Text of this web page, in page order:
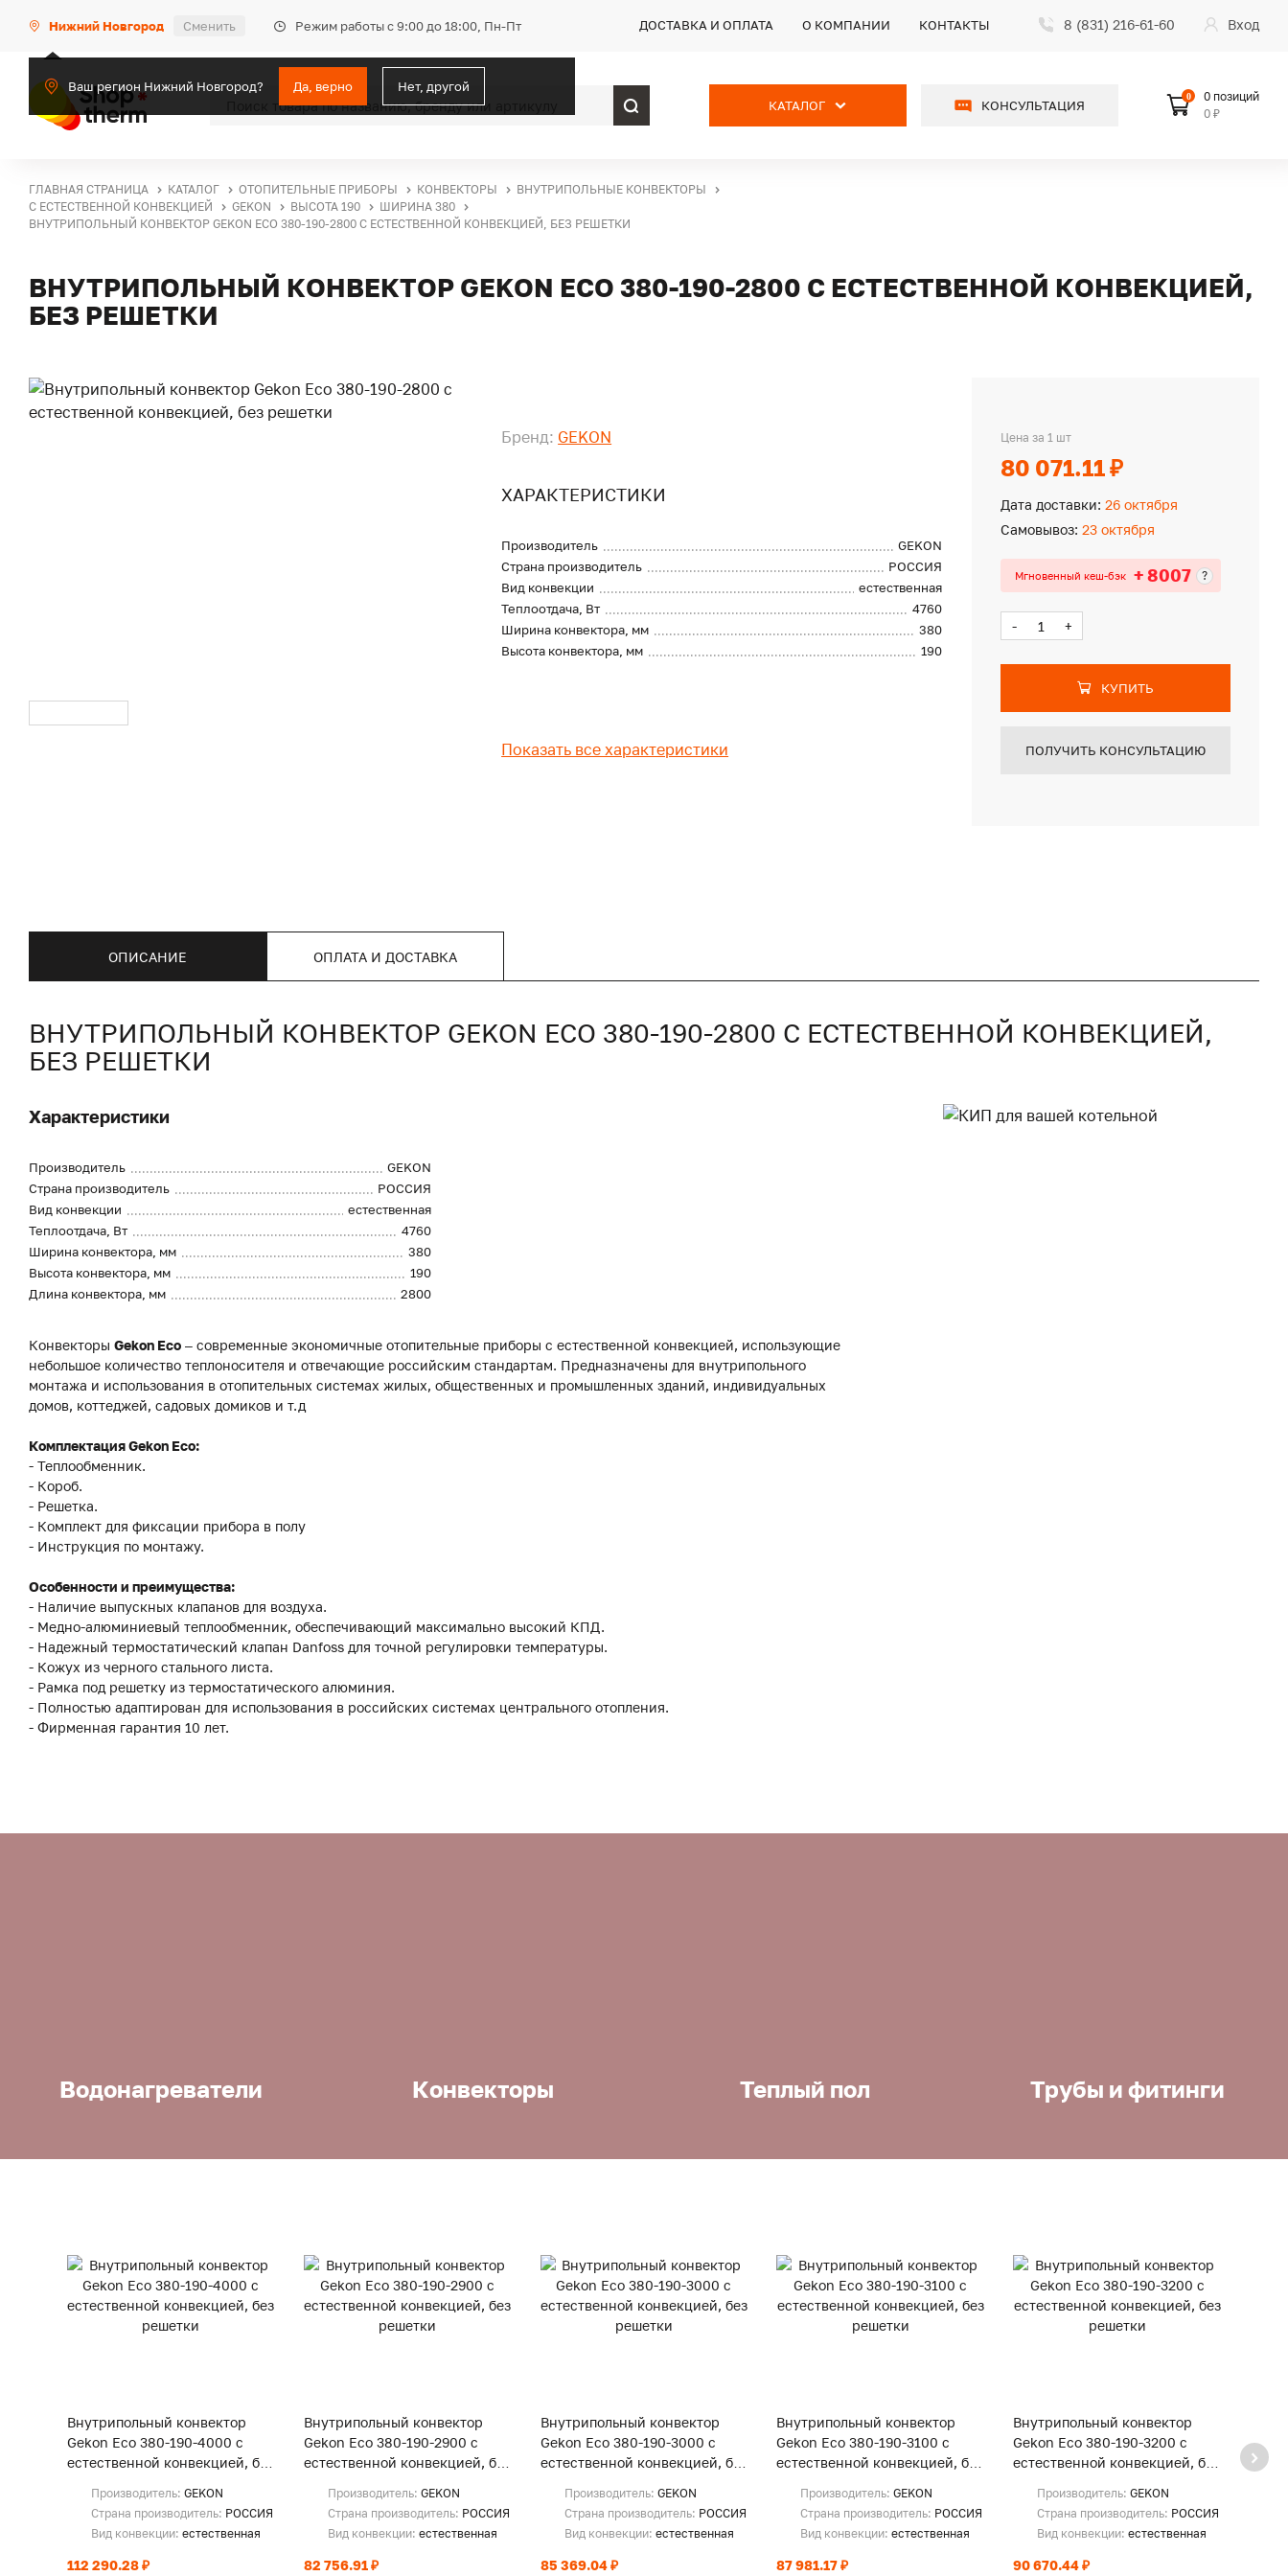
Нижний Новгород Сменить Режим работы с 9:00 до 18:00, Пн-Пт
Ваш регион Нижний Новгород? Да, верно Нет, другой
ДОСТАВКА И ОПЛАТА О КОМПАНИИ КОНТАКТЫ 8 (831) 216-61-60 Вход
КАТАЛОГ КОНСУЛЬТАЦИЯ
0
0 позиций
0 ₽
ГЛАВНАЯ СТРАНИЦА КАТАЛОГ ОТОПИТЕЛЬНЫЕ ПРИБОРЫ КОНВЕКТОРЫ
ВНУТРИПОЛЬНЫЕ КОНВЕКТОРЫ
С ЕСТЕСТВЕННОЙ КОНВЕКЦИЕЙ
GEKON ВЫСОТА 190
ШИРИНА 380
ВНУТРИПОЛЬНЫЙ КОНВЕКТОР GEKON ECO 380-190-2800 С ЕСТЕСТВЕННОЙ КОНВЕКЦИЕЙ, БЕЗ РЕШЕТКИ
ВНУТРИПОЛЬНЫЙ КОНВЕКТОР GEKON ECO 380-190-2800 С ЕСТЕСТВЕННОЙ КОНВЕКЦИЕЙ,
БЕЗ РЕШЕТКИ
Бренд: GEKON
ХАРАКТЕРИСТИКИ
Производитель
GEKON
Страна производитель
РОССИЯ
Вид конвекции
естественная
Теплоотдача, Вт
4760
Ширина конвектора, мм
380
Высота конвектора, мм
190
Показать все характеристики
Цена за 1 шт
80 071.11 ₽
Дата доставки: 26 октября
Самовывоз: 23 октября
Мгновенный кеш-бэк + 8007 ?
- +
КУПИТЬ
ПОЛУЧИТЬ КОНСУЛЬТАЦИЮ
ОПИСАНИЕ ОПЛАТА И ДОСТАВКА
ВНУТРИПОЛЬНЫЙ КОНВЕКТОР GEKON ECO 380-190-2800 С ЕСТЕСТВЕННОЙ КОНВЕКЦИЕЙ,
БЕЗ РЕШЕТКИ
Характеристики
Производитель
GEKON
Страна производитель
РОССИЯ
Вид конвекции
естественная
Теплоотдача, Вт
4760
Ширина конвектора, мм
380
Высота конвектора, мм
190
Длина конвектора, мм
2800
Конвекторы Gekon Eco – современные экономичные отопительные приборы с естественной конвекцией, использующие
небольшое количество теплоносителя и отвечающие российским стандартам. Предназначены для внутрипольного
монтажа и использования в отопительных системах жилых, общественных и промышленных зданий, индивидуальных
домов, коттеджей, садовых домиков и т.д
Комплектация Gekon Eco:
- Теплообменник.
- Короб.
- Решетка.
- Комплект для фиксации прибора в полу
- Инструкция по монтажу.
Особенности и преимущества:
- Наличие выпускных клапанов для воздуха.
- Медно-алюминиевый теплообменник, обеспечивающий максимально высокий КПД.
- Надежный термостатический клапан Danfoss для точной регулировки температуры.
- Кожух из черного стального листа.
- Рамка под решетку из термостатического алюминия.
- Полностью адаптирован для использования в российских системах центрального отопления.
- Фирменная гарантия 10 лет.
Водонагреватели Конвекторы Теплый пол Трубы и фитинги
Внутрипольный конвектор
Gekon Eco 380-190-4000 с
естественной конвекцией, без
Производитель: GEKON
Страна производитель: РОССИЯ
Вид конвекции: естественная
112 290.28 ₽
Внутрипольный конвектор
Gekon Eco 380-190-2900 с
естественной конвекцией, без
Производитель: GEKON
Страна производитель: РОССИЯ
Вид конвекции: естественная
82 756.91 ₽
Внутрипольный конвектор
Gekon Eco 380-190-3000 с
естественной конвекцией, без
Производитель: GEKON
Страна производитель: РОССИЯ
Вид конвекции: естественная
85 369.04 ₽
Внутрипольный конвектор
Gekon Eco 380-190-3100 с
естественной конвекцией, без
Производитель:GEKON
Страна производитель: РОССИЯ
Вид конвекции:естественная
87 981.17 ₽
Внутрипольный конвектор
Gekon Eco 380-190-3200 с
естественной конвекцией, без
Производитель:GEKON
Страна производитель: РОССИЯ
Вид конвекции:естественная
90 670.44 ₽